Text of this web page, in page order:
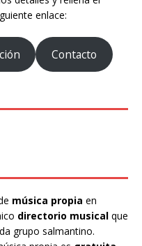
enlace:
Contacto
música propia en
directorio musical que
grupo salmantino.